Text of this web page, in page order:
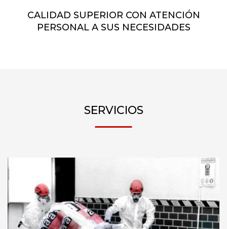
CALIDAD SUPERIOR CON ATENCIÓN
PERSONAL A SUS NECESIDADES
SERVICIOS